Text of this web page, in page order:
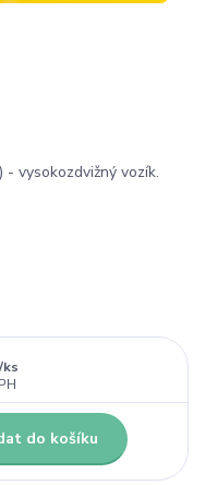
- vysokozdvižný vozík.
/ks
do košíku